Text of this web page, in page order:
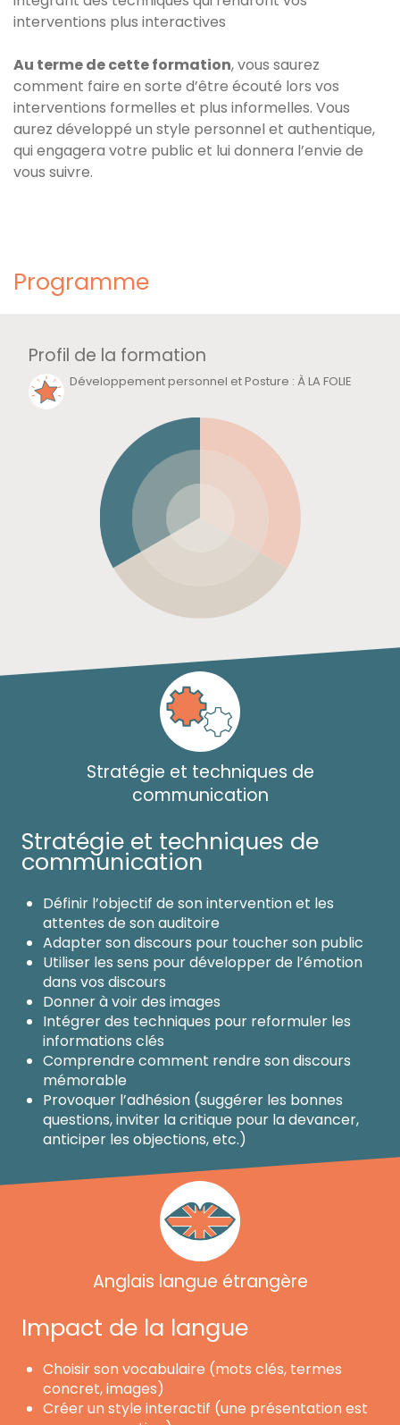
interventions plus interactives
Au terme de cette formation, vous saurez
comment faire en sorte d’être écouté lors vos
interventions formelles et plus informelles. Vous
aurez développé un style personnel et authentique,
qui engagera votre public et lui donnera l’envie de
vous suivre.
Programme
Profil de la formation
Développement personnel et Posture :À LA FOLIE
Stratégie et techniques de
communication
Stratégie et techniques de
communication
Définir l’objectif de son intervention et les
attentes de son auditoire
Adapter son discours pour toucher son public
Utiliser les sens pour développer de l’émotion
dans vos discours
Donner à voir des images
Intégrer des techniques pour reformuler les
informations clés
Comprendre comment rendre son discours
mémorable
Provoquer l’adhésion (suggérer les bonnes
questions, inviter la critique pour la devancer,
anticiper les objections, etc.)
Anglais langue étrangère
Impact de la langue
Choisir son vocabulaire (mots clés, termes
concret, images)
Créer un style interactif (une présentation est